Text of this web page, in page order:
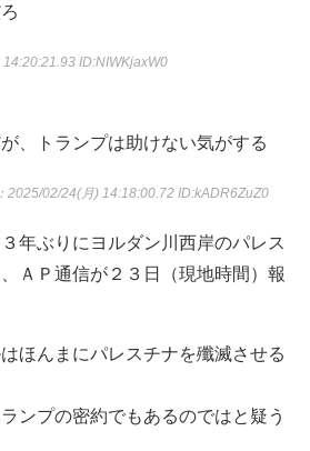
14:20:21.93 ID:NIWKjaxW0
、トランプは助けない気がする
：2025/02/24(月) 14:18:00.72 ID:kADR6ZuZ0
年ぶりにヨルダン川西岸のパレス
ＡＰ通信が２３日（現地時間）報
ほんまにパレスチナを殲滅させる
ンプの密約でもあるのではと疑う